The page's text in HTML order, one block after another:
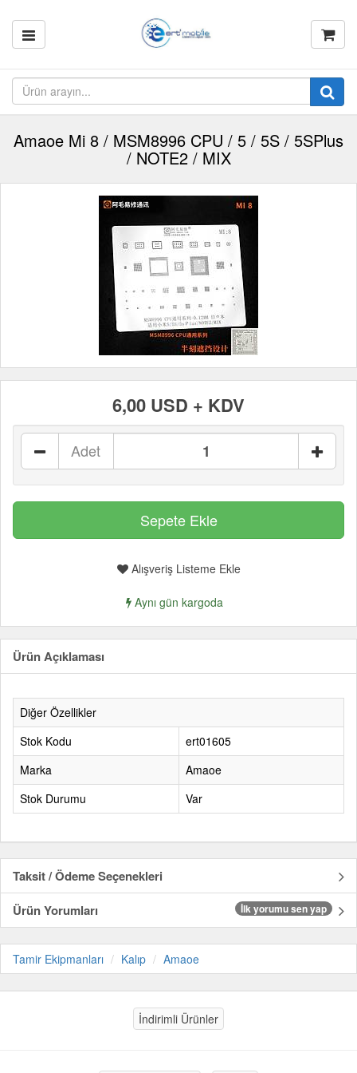
Amaoe Mi 8 / MSM8996 CPU / 5 / 5S / 5SPlus
/ NOTE2 / MIX
6,00 USD + KDV
Adet
Alışveriş Listeme Ekle
Aynı gün kargoda
Ürün Açıklaması
Diğer Özellikler
Stok Kodu
ert01605
Marka
Amaoe
Stok Durumu
Var
Taksit / Ödeme Seçenekleri
Ürün Yorumları
İlk yorumu sen yap
Tamir Ekipmanları Kalıp Amaoe
İndirimli Ürünler